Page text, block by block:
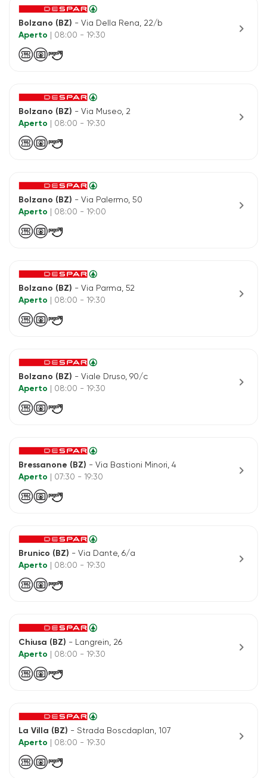
Bolzano (BZ) - Via Della Rena, 22/b
Aperto
| 08:00 - 19:30 chevron_right
Bolzano (BZ) - Via Museo, 2
Aperto
| 08:00 - 19:30 chevron_right
Bolzano (BZ) - Via Palermo, 50
Aperto
| 08:00 - 19:00 chevron_right
Bolzano (BZ) - Via Parma, 52
Aperto
| 08:00 - 19:30 chevron_right
Bolzano (BZ) - Viale Druso, 90/c
Aperto
| 08:00 - 19:30 chevron_right
Bressanone (BZ) - Via Bastioni Minori, 4
Aperto
| 07:30 - 19:30 chevron_right
Brunico (BZ) - Via Dante, 6/a
Aperto
| 08:00 - 19:30 chevron_right
Chiusa (BZ) - Langrein, 26
Aperto
| 08:00 - 19:30 chevron_right
La Villa (BZ) - Strada Boscdaplan, 107
Aperto
| 08:00 - 19:30 chevron_right